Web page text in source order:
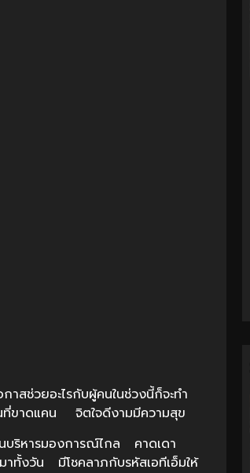
วยอะไรกับผู้คนในช่วงนี้ก็จะทำ
นที่ขาดแคน จิตใจดีงามมีความสุข
หารมองการณ์ไกล คาดเดา
ทั้งวัน มีโชคลาภกับรหัสเอทีเอ็มให้